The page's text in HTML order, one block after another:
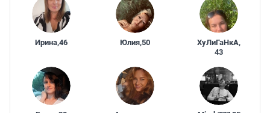
Ирина,46 Юлия,50 ХуЛиГаНкА,
43